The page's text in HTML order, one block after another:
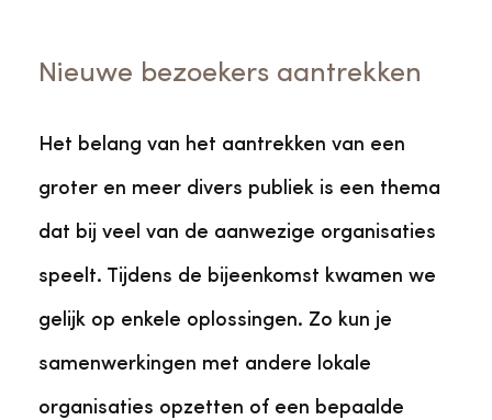
Nieuwe bezoekers aantrekken
Het belang van het aantrekken van een
groter en meer divers publiek is een thema
dat bij veel van de aanwezige organisaties
speelt. Tijdens de bijeenkomst kwamen we
gelijk op enkele oplossingen. Zo kun je
samenwerkingen met andere lokale
organisaties opzetten of een bepaalde